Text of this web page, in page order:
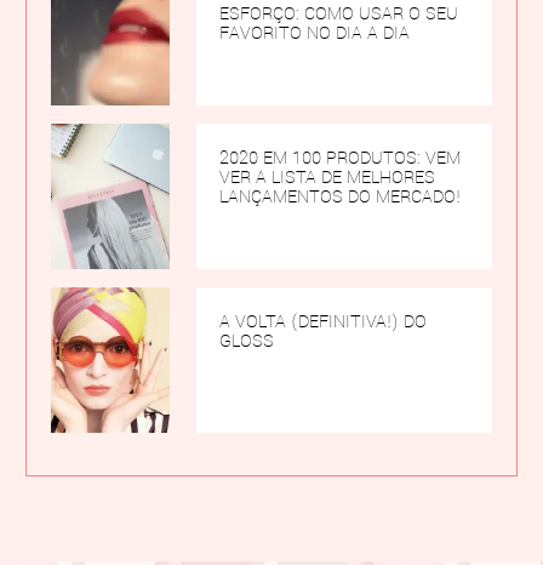
ESFORÇO: COMO USAR O SEU
FAVORITO NO DIA A DIA
2020 EM 100 PRODUTOS: VEM
VER A LISTA DE MELHORES
LANÇAMENTOS DO MERCADO!
A VOLTA (DEFINITIVA!) DO
GLOSS